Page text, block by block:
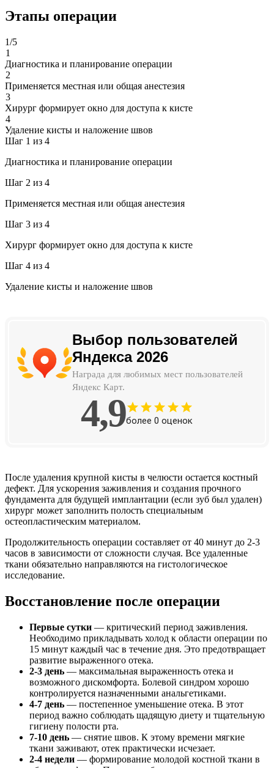
Этапы операции
1/5
1
Диагностика и планирование операции
2
Применяется местная или общая анестезия
3
Хирург формирует окно для доступа к кисте
4
Удаление кисты и наложение швов
Шаг 1 из 4
Диагностика и планирование операции
Шаг 2 из 4
Применяется местная или общая анестезия
Шаг 3 из 4
Хирург формирует окно для доступа к кисте
Шаг 4 из 4
Удаление кисты и наложение швов
Выбор пользователей
Яндекса 2026
Награда для любимых мест пользователей
Яндекс Карт.
4,9более 0 оценок
После удаления крупной кисты в челюсти остается костный
дефект. Для ускорения заживления и создания прочного
фундамента для будущей имплантации (если зуб был удален)
хирург может заполнить полость специальным
остеопластическим материалом.
Продолжительность операции составляет от 40 минут до 2-3
часов в зависимости от сложности случая. Все удаленные
ткани обязательно направляются на гистологическое
исследование.
Восстановление после операции
Первые сутки — критический период заживления.
Необходимо прикладывать холод к области операции по
15 минут каждый час в течение дня. Это предотвращает
развитие выраженного отека.
2-3 день — максимальная выраженность отека и
возможного дискомфорта. Болевой синдром хорошо
контролируется назначенными анальгетиками.
4-7 день — постепенное уменьшение отека. В этот
период важно соблюдать щадящую диету и тщательную
гигиену полости рта.
7-10 день — снятие швов. К этому времени мягкие
ткани заживают, отек практически исчезает.
2-4 недели — формирование молодой костной ткани в